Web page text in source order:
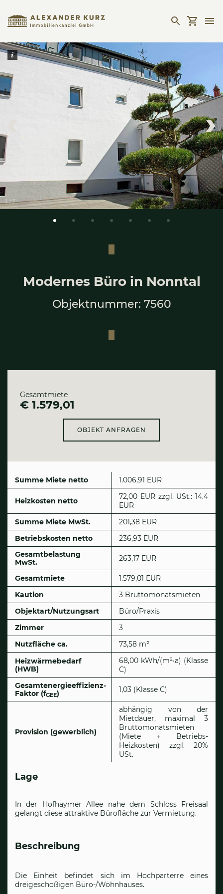
1/7
Moder­nes Büro in Nonn­tal
Objektnummer: 7560
Gesamtmiete
€ 1.579,01
OBJEKT ANFRAGEN
Summe Miete netto 1.006,91 EUR
Heizkosten netto
72,00 EUR zzgl. USt.: 14.4
EUR
Summe Miete MwSt.
201,38 EUR
Betriebskosten netto
236,93 EUR
Gesamtbelastung
MwSt.
263,17 EUR
Gesamtmiete
1.579,01 EUR
Kaution
3 Bruttomonatsmieten
Objektart/Nutzungsart
Büro/Praxis
Zimmer
3
Nutzfläche ca.
73,58 m²
Heizwärmebedarf
(HWB)
68,00 kWh/(m²·a) (Klasse
C)
Gesamtenergieeffizienz-
Faktor (fGEE) 1,03 (Klasse C)
Provision (gewerblich)
abhängig von der
Mietdauer, maximal 3
Bruttomonatsmieten
(Miete + Betriebs-
Heizkosten) zzgl. 20%
USt.
Lage
In der Hofhaymer Allee nahe dem Schloss Freisaal
gelangt diese attraktive Bürofläche zur Vermietung.
Beschreibung
Die Einheit befindet sich im Hochparterre eines
dreigeschoßigen Büro-/Wohnhauses.